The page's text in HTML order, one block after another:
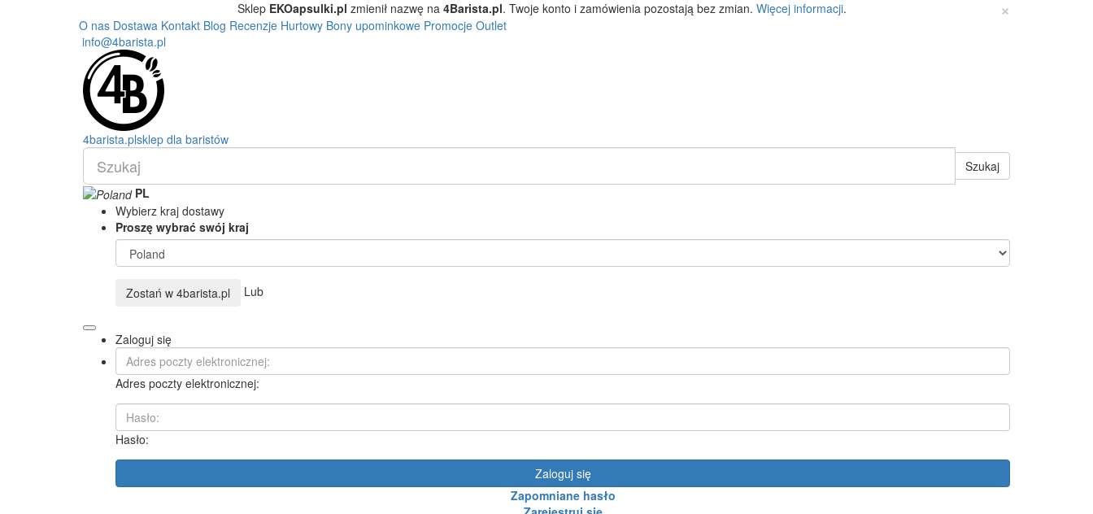
Sklep EKOapsulki.pl zmienił nazwę na 4Barista.pl. Twoje konto i zamówienia pozostają bez zmian. Więcej informacji. ×
O nas Dostawa Kontakt Blog Recenzje Hurtowy Bony upominkowe Promocje Outlet
info@4barista.pl
4barista.plsklep dla baristów
Szukaj
PL
Wybierz kraj dostawy
Proszę wybrać swój kraj
Zostań w 4barista.pl Lub
Zaloguj się
Adres poczty elektronicznej:
Hasło:
Zaloguj się
Zapomniane hasło